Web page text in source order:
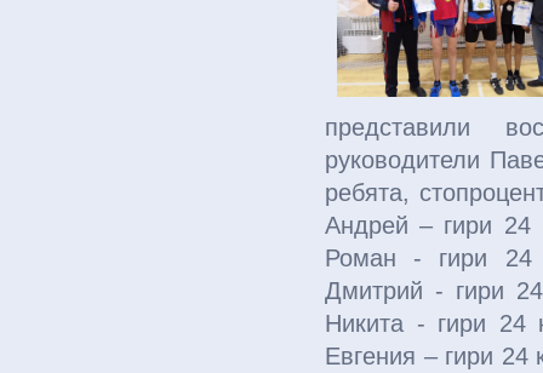
представили
руководители
ребята,
Андрей – гири 24
Роман - гири 24
Дмитрий - гири
Никита - гири 24
Евгения – гири 24